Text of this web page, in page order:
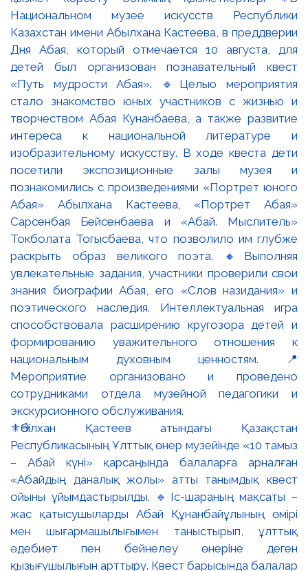
⚜️Әбілхан Қастеев атындағы Қазақстан
Республикасының Ұлттық өнер музейінде «10 тамыз
– Абай күні» қарсаңында балаларға арналған
«Абайдың даналық жолы» атты танымдық квест
ойыны ұйымдастырылды. 🔹Іс-шараның мақсаты –
жас қатысушыларды Абай Құнанбайұлының өмірі
мен шығармашылығымен таныстырып, ұлттық
әдебиет пен бейнелеу өнеріне деген
қызығушылығын арттыру. Квест барысында балалар